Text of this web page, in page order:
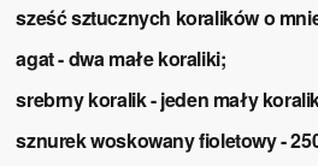
sześć sztucznych koralików o
agat - dwa małe koraliki;
srebrny koralik - jeden mały
sznurek woskowany fioletowy -